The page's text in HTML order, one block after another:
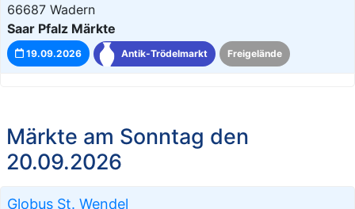
66687 Wadern
Saar Pfalz Märkte
19.09.2026 Antik-Trödelmarkt Freigelände
Märkte am Sonntag den
20.09.2026
Globus St. Wendel